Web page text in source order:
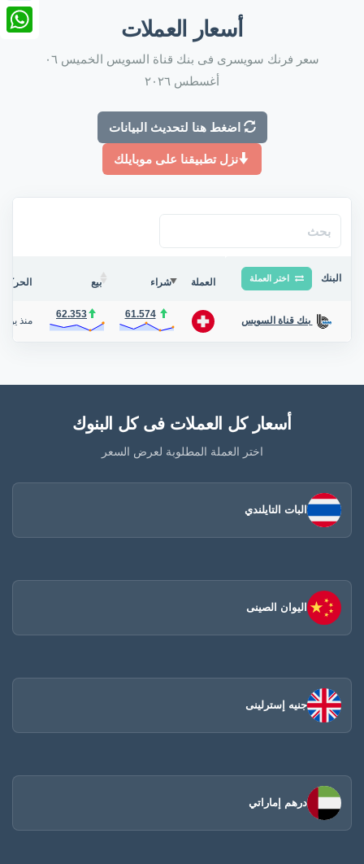
أسعار العملات
سعر فرنك سويسرى فى بنك قناة السويس الخميس ٠٦
أغسطس ٢٠٢٦
اضغط هنا لتحديث البيانات
نزل تطبيقنا على موبايلك
البنك اختر العملة العملة شراء بيع الحركة
بنك قناة السويس
61.574
62.353
منذ يوم
أسعار كل العملات فى كل البنوك
اختر العملة المطلوبة لعرض السعر
البات التايلندي
اليوان الصينى​
جنيه إسترلينى
درهم إماراتي